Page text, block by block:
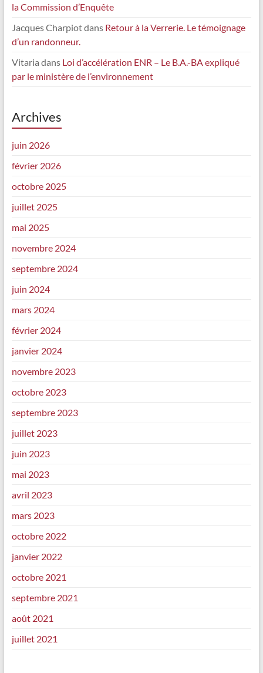
la Commission d’Enquête
Jacques Charpiotdans Retour à la Verrerie. Le témoignage
d’un randonneur.
Vitaria dans Loi d’accélération ENR – Le B.A.-BA expliqué
par le ministère de l’environnement
Archives
juin 2026
février 2026
octobre 2025
juillet 2025
mai 2025
novembre 2024
septembre 2024
juin 2024
mars 2024
février 2024
janvier 2024
novembre 2023
octobre 2023
septembre 2023
juillet 2023
juin 2023
mai 2023
avril 2023
mars 2023
octobre 2022
janvier 2022
octobre 2021
septembre 2021
août 2021
juillet 2021